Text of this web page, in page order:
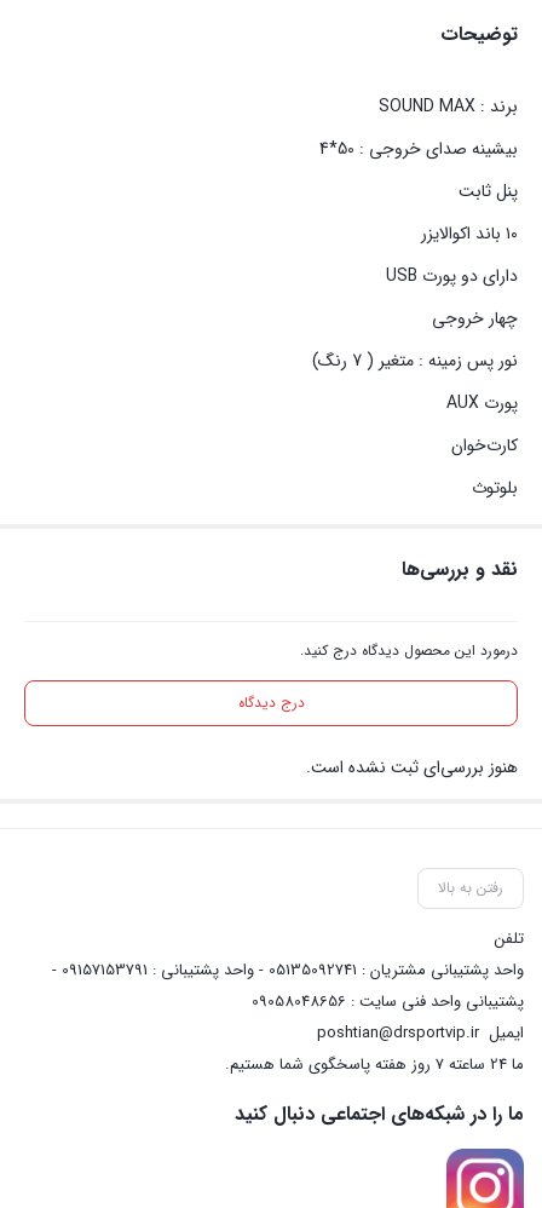
توضیحات
برند : SOUND MAX
بیشینه صدای خروجی : 50*4
پنل ثابت
۱۰ باند اکوالایزر
دارای دو پورت USB
چهار خروجی
نور پس زمینه : متغیر ( 7 رنگ)
پورت AUX
کارت‌خوان
بلوتوث
نقد و بررسی‌ها
درمورد این محصول دیدگاه درج کنید.
درج دیدگاه
هنوز بررسی‌ای ثبت نشده است.
رفتن به بالا
تلفن
واحد پشتیبانی مشتریان : 05135092741 - واحد پشتیبانی : 09157153791 -
پشتیبانی واحد فنی سایت : 09058048656
ایمیلposhtian@drsportvip.ir
ما 24 ساعته 7 روز هفته پاسخگوی شما هستیم.
ما را در شبکه‌های اجتماعی دنبال کنید